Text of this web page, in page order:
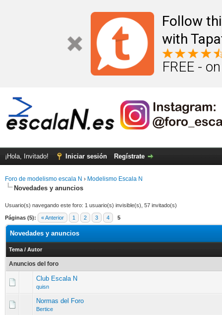
Follow
with
FREE -
¡Hola, Invitado! Iniciar sesión Regístrate
Foro de modelismo escala N › Modelismo Escala N
Novedades y anuncios
Usuario(s) navegando este foro: 1 usuario(s) invisible(s), 57 invitado(s)
Páginas (5): « Anterior 1 2 3 4 5
Novedades y anuncios
Tema / Autor
Anuncios del foro
Club Escala N
quisn
Normas del Foro
Bertice